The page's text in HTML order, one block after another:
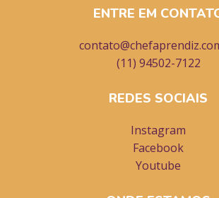
ENTRE EM
(11) 94502-7122
REDES SOCIAIS
Instagram
Facebook
Youtube